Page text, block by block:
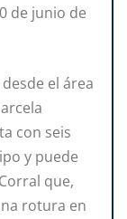
de junio de
el área
con seis
y puede
que,
rotura en